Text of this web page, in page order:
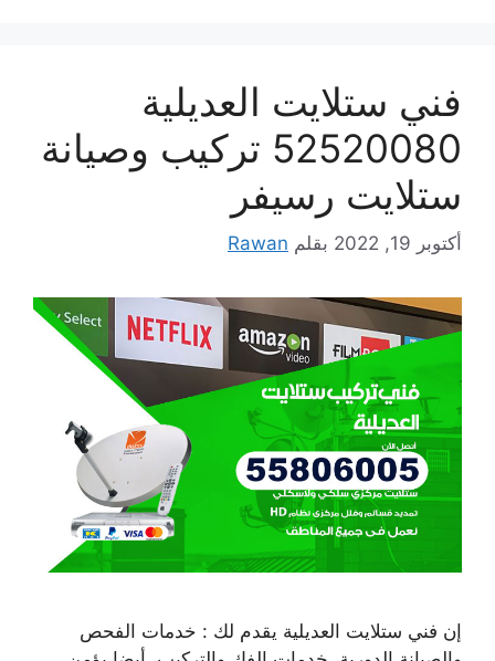
فني ستلايت العديلية
52520080 تركيب وصيانة
ستلايت رسيفر
أكتوبر 19, 2022 بقلم Rawan
إن فني ستلايت العديلية يقدم لك : خدمات الفحص